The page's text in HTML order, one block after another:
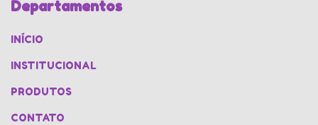
Departamentos
INÍCIO
INSTITUCIONAL
PRODUTOS
CONTATO